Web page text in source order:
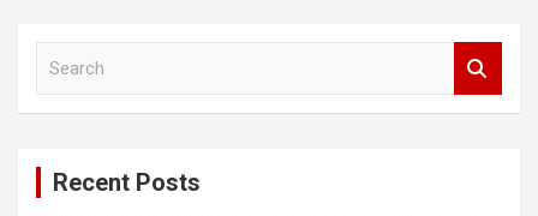
Recent Posts